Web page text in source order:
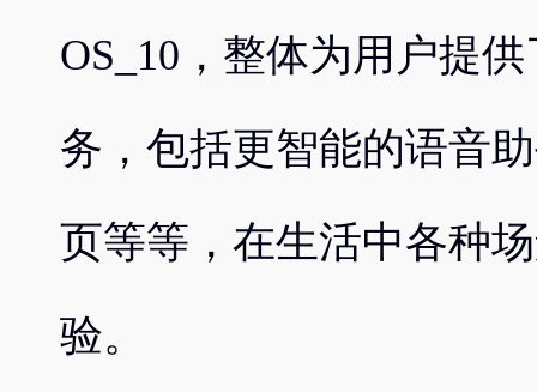
OS_10，整体为用户提
务，包括更智能的语音
页等等，在生活中各种
验。